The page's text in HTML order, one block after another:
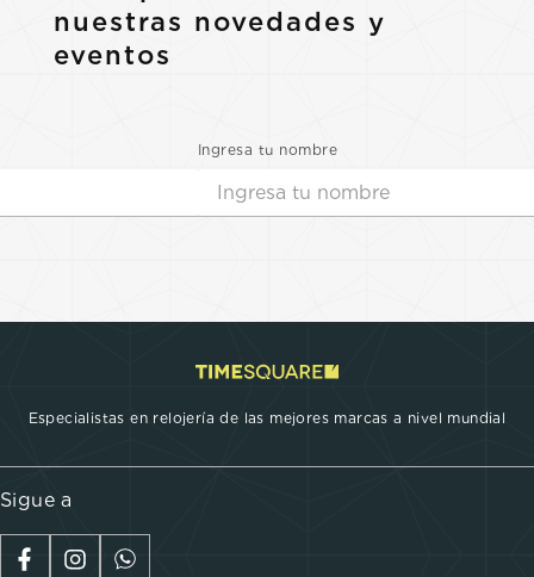
nuestras novedades y
eventos
Ingresa tu nombre
Especialistas en relojería de las mejores marcas a nivel mundial
Sigue a